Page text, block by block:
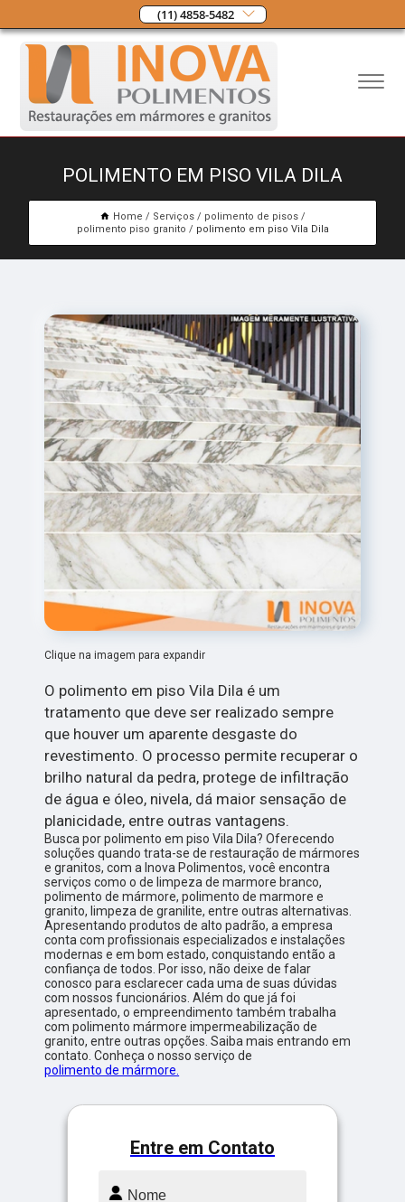
(11) 4858-5482
POLIMENTO EM PISO VILA DILA
Home Serviços
polimento de pisos
polimento piso granito
polimento em piso Vila Dila
Clique na imagem para expandir
O polimento em piso Vila Dila é um
tratamento que deve ser realizado sempre
que houver um aparente desgaste do
revestimento. O processo permite recuperar o
brilho natural da pedra, protege de infiltração
de água e óleo, nivela, dá maior sensação de
planicidade, entre outras vantagens.
Busca por polimento em piso Vila Dila? Oferecendo
soluções quando trata-se de restauração de mármores
e granitos, com a Inova Polimentos, você encontra
serviços como o de limpeza de marmore branco,
polimento de mármore, polimento de marmore e
granito, limpeza de granilite, entre outras alternativas.
Apresentando produtos de alto padrão, a empresa
conta com profissionais especializados e instalações
modernas e em bom estado, conquistando então a
confiança de todos. Por isso, não deixe de falar
conosco para esclarecer cada uma de suas dúvidas
com nossos funcionários. Além do que já foi
apresentado, o empreendimento também trabalha
com polimento mármore impermeabilização de
granito, entre outras opções. Saiba mais entrando em
contato. Conheça o nosso serviço de
polimento de mármore.
Entre em Contato